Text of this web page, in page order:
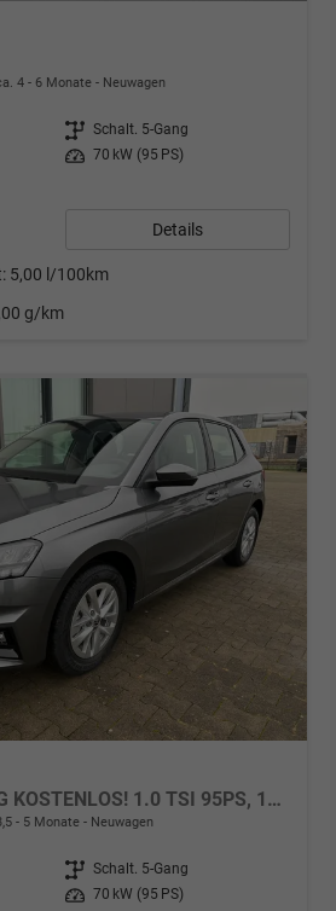
4 - 6 Monate Neuwagen
Getriebe Schalt. 5-Gang
Leistung
70 kW (95 PS)
Details
5,00 l/100km
g/km
Classic LIEFERUNG KOSTENLOS! 1.0 TSI 95PS, 15" ALU, LED-Scheinwerfer, M-Lederlenkrad, Nebelscheinwerfer, Parksensoren vorne + hinten, Rückfahrkamera, Sitzheizung, Tempomat, Klimaanlage, Infotainment 8"+Wireless SmartLink, Fußmatten, Mittelarmlehne
- 5 Monate Neuwagen
Getriebe Schalt. 5-Gang
Leistung 70 kW (95 PS)